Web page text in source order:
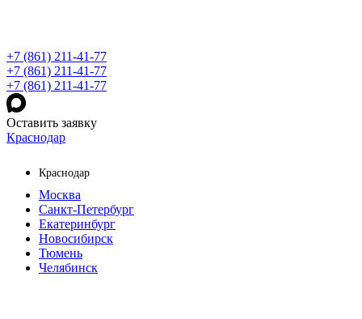
+7 (861) 211-41-77
+7 (861) 211-41-77
+7 (861) 211-41-77
Оставить заявку
Краснодар
Краснодар
Москва
Санкт-Петербург
Екатеринбург
Новосибирск
Тюмень
Челябинск